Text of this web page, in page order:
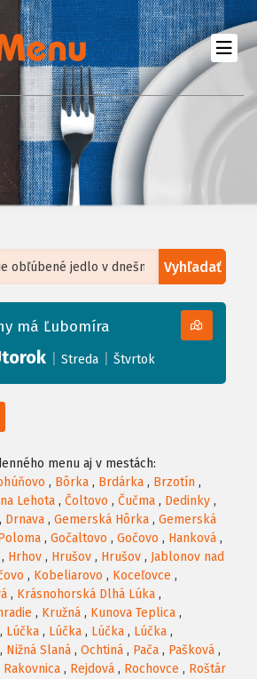
Vyhľadať
, Tiles courtesy ofHumanitarian OpenStreetMap
má Ľubomíra
Streda Štvrtok
menu aj v mestách:
, Bôrka , Brdárka , Brzotín ,
Lehota , Čoltovo , Čučma , Dedinky ,
, Drnava , Gemerská Hôrka , Gemerská
, Gočaltovo , Gočovo , Hanková ,
, Hrhov , Hrušov , Hrušov , Jablonov nad
, Kobeliarovo , Koceľovce ,
, Krásnohorská Dlhá Lúka ,
, Kružná , Kunova Teplica ,
, Lúčka , Lúčka , Lúčka , Lúčka ,
, Nižná Slaná , Ochtiná , Pača , Pašková ,
Rakovnica , Rejdová , Rochovce , Roštár